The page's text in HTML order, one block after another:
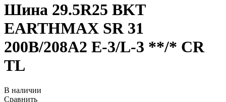
Шина 29.5R25 BKT
EARTHMAX SR 31
200B/208A2 E-3/L-3 **/* CR
TL
В наличии
Сравнить